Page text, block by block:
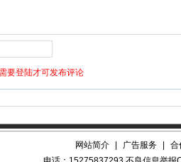
网站简介 广告服务
合